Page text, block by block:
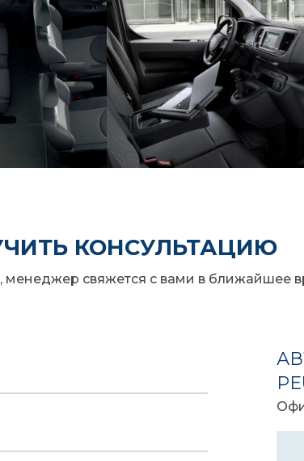
Moduwork
объем кузова
ИНТЕРНЕТОМ
Peugeot Expert оснащен
мультимедийной
возможностью выхода в
подключением внешних
КОНСУЛЬТАЦИЮ
менеджер свяжется с вами в ближайшее